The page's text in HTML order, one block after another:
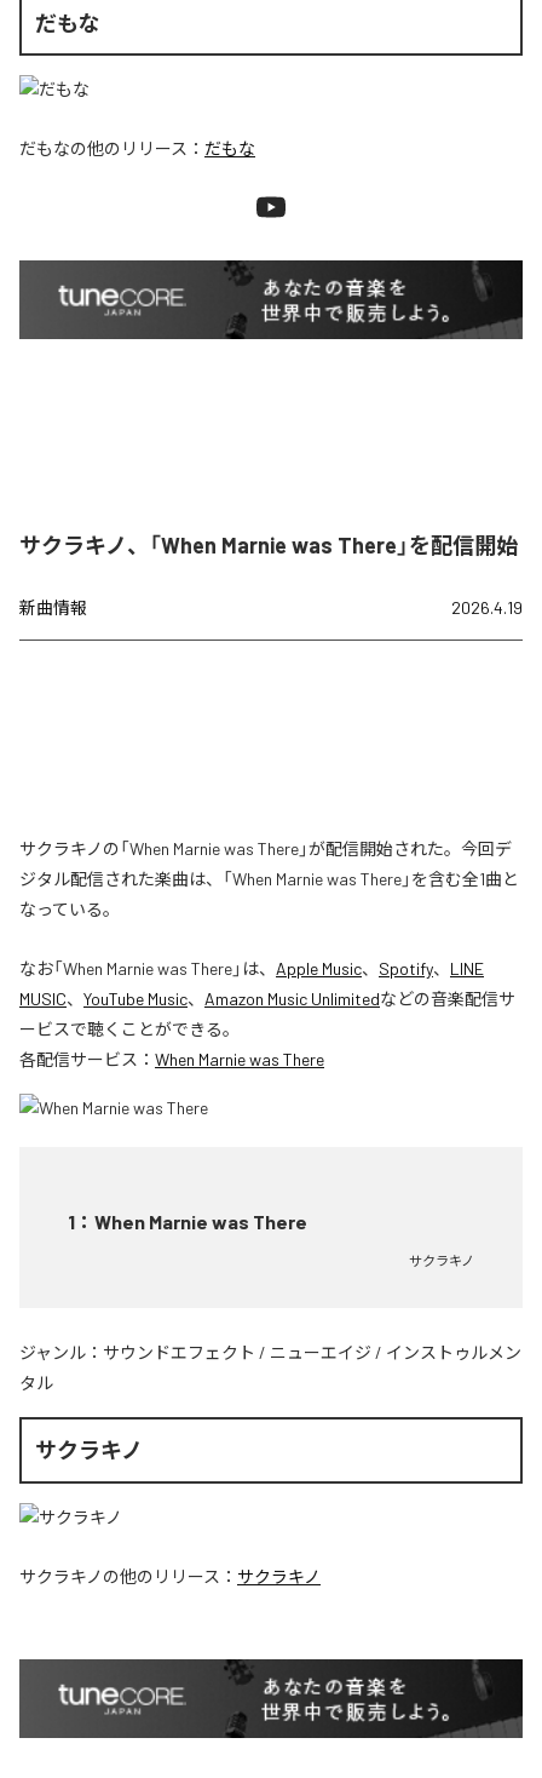
だもな
だもなの他のリリース： だもな
サクラキノ、「When Marnie was There」を配信開始
新曲情報 2026.4.19
サクラキノの「When Marnie was There」が配信開始された。今回デ
ジタル配信された楽曲は、「When Marnie was There」を含む全1曲と
なっている。
なお「When Marnie was There」は、 Apple Music、 Spotify、 LINE
MUSIC、 YouTube Music、 Amazon Music Unlimitedなどの音楽配信サ
ービスで聴くことができる。
各配信サービス： When Marnie was There
1 ： When Marnie was There
サクラキノ
ジャンル： サウンドエフェクト / ニューエイジ / インストゥルメン
タル
サクラキノ
サクラキノ の他のリリース： サクラキノ